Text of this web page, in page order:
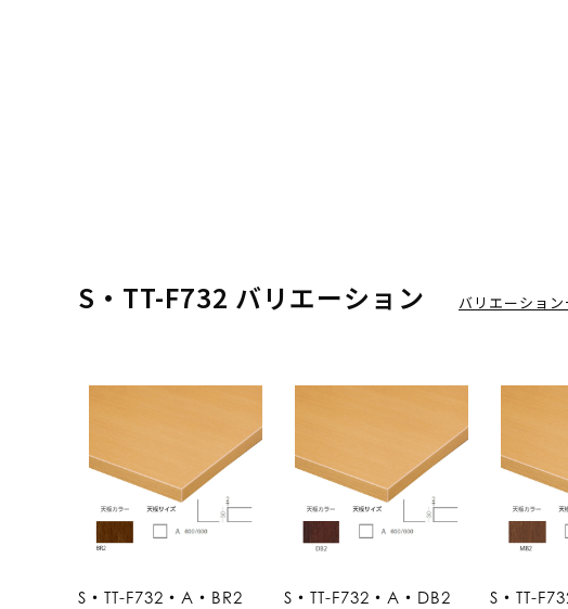
S・TT-F732 バリエーション バリエーション
S・TT-F732・A・BR2 S・TT-F732・A・DB2 S・TT-